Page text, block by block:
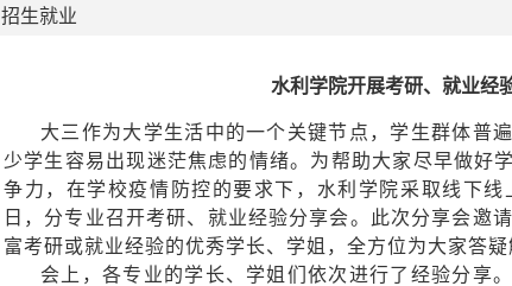
招生就业
水利学院开展考研、就业经
大三作为大学生活中的一个关键节点，学生群体普
少学生容易出现迷茫焦虑的情绪。为帮助大家尽早做好
争力，在学校疫情防控的要求下，水利学院采取线下线
日，分专业召开考研、就业经验分享会。此次分享会邀
富考研或就业经验的优秀学长、学姐，全方位为大家答疑
会上，各专业的学长、学姐们依次进行了经验分享